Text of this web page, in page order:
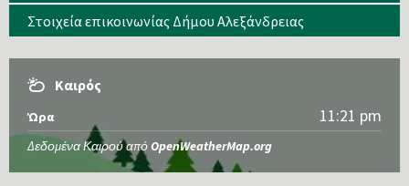
Στοιχεία επικοινωνίας Δήμου Αλεξάνδρειας
Καιρός
Ώρα 11:21 pm
Δεδομένα Καιρού από OpenWeatherMap.org